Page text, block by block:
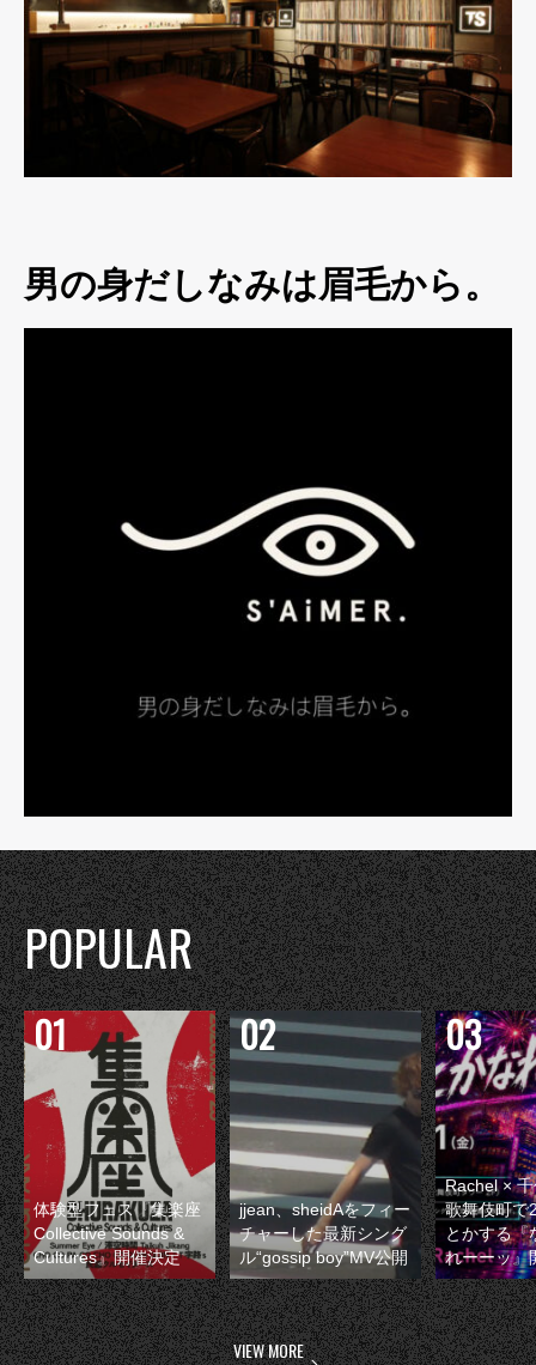
男の身だしなみは眉毛から。
POPULAR
体験型フェス『集楽座
Collective Sounds &
Cultures』開催決定
jjean、sheidAをフィー
チャーした最新シング
ル“gossip boy”MV公開
Rachel ×
歌舞伎町で
とかする『
れーーッ』
VIEW MORE